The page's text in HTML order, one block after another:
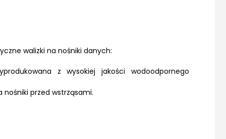
walizki na nośniki danych:
z wysokiej jakości wodoodpornego
nośniki przed wstrząsami.